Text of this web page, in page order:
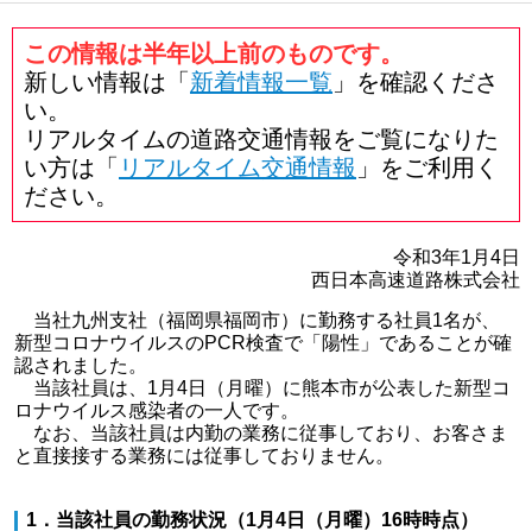
この情報は半年以上前のものです。
新しい情報は「 新着情報一覧 」を確認くださ
い。
リアルタイムの道路交通情報をご覧になりた
い方は「 リアルタイム交通情報 」をご利用く
ださい。
令和3年1月4日
西日本高速道路株式会社
当社九州支社（福岡県福岡市）に勤務する社員1名が、
新型コロナウイルスのPCR検査で「陽性」であることが確
認されました。
当該社員は、1月4日（月曜）に熊本市が公表した新型コ
ロナウイルス感染者の一人です。
なお、当該社員は内勤の業務に従事しており、お客さま
と直接接する業務には従事しておりません。
1．当該社員の勤務状況（1月4日（月曜）16時時点）